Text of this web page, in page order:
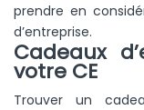
prendre en
d’entreprise.
Cadeaux
votre CE
Trouver un